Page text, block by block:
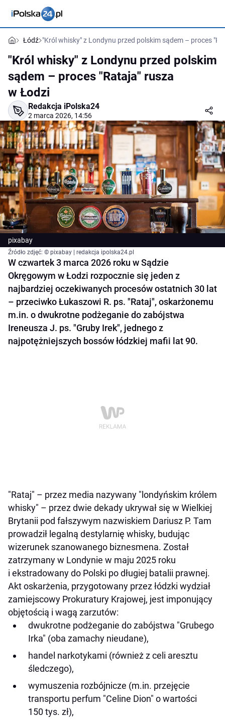
Łódź "Król whisky" z Londynu przed polskim sądem – proces
"Król whisky" z Londynu przed polskim
sądem – proces "Rataja" rusza
w Łodzi
Redakcja iPolska24
2 marca 2026, 14:56
pixabay
Źródło zdjęć: © pixabay | redakcja ipolska24.pl
W czwartek 3 marca 2026 roku w Sądzie
Okręgowym w Łodzi rozpocznie się jeden z
najbardziej oczekiwanych procesów ostatnich 30 lat
– przeciwko Łukaszowi R. ps. "Rataj", oskarżonemu
m.in. o dwukrotne podżeganie do zabójstwa
Ireneusza J. ps. "Gruby Irek", jednego z
najpotężniejszych bossów łódzkiej mafii lat 90.
"Rataj" – przez media nazywany "londyńskim królem
whisky" – przez dwie dekady ukrywał się w Wielkiej
Brytanii pod fałszywym nazwiskiem Dariusz P. Tam
prowadził legalną destylarnię whisky, budując
wizerunek szanowanego biznesmena. Został
zatrzymany w Londynie w maju 2025 roku
i ekstradowany do Polski po długiej batalii prawnej.
Akt oskarżenia, przygotowany przez łódzki wydział
zamiejscowy Prokuratury Krajowej, jest imponujący
objętością i wagą zarzutów:
dwukrotne podżeganie do zabójstwa "Grubego
Irka" (oba zamachy nieudane),
handel narkotykami (również z celi aresztu
śledczego),
wymuszenia rozbójnicze (m.in. przejęcie
transportu perfum "Celine Dion" o wartości
150 tys. zł),